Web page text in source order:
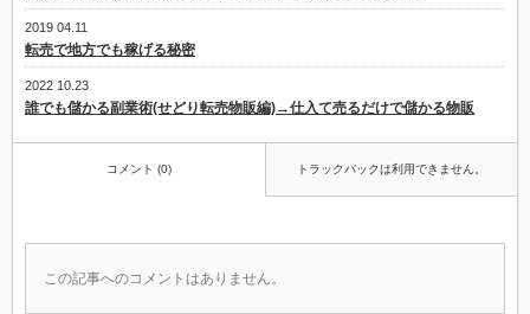
2019 04.11
転売で地方でも稼げる秘密
2022 10.23
誰でも儲かる副業術(せどり転売物販編)→仕入て売るだけで儲かる物販
コメント (0) トラックバックは利用できません。
この記事へのコメントはありません。